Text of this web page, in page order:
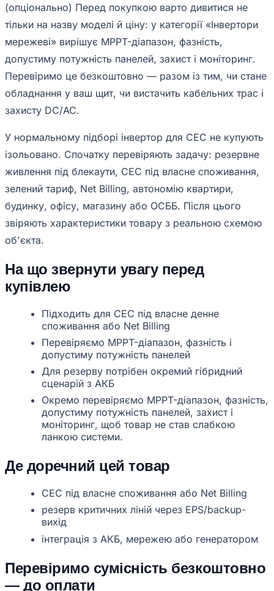
(опціонально) Перед покупкою варто дивитися не
тільки на назву моделі й ціну: у категорії «Інвертори
мережеві» вирішує MPPT-діапазон, фазність,
допустиму потужність панелей, захист і моніторинг.
Перевіримо це безкоштовно — разом із тим, чи стане
обладнання у ваш щит, чи вистачить кабельних трас і
захисту DC/AC.
У нормальному підборі інвертор для СЕС не купують
ізольовано. Спочатку перевіряють задачу: резервне
живлення під блекаути, СЕС під власне споживання,
зелений тариф, Net Billing, автономію квартири,
будинку, офісу, магазину або ОСББ. Після цього
звіряють характеристики товару з реальною схемою
об'єкта.
На що звернути увагу перед
купівлею
Підходить для СЕС під власне денне
споживання або Net Billing
Перевіряємо MPPT-діапазон, фазність і
допустиму потужність панелей
Для резерву потрібен окремий гібридний
сценарій з АКБ
Окремо перевіряємо MPPT-діапазон, фазність,
допустиму потужність панелей, захист і
моніторинг, щоб товар не став слабкою
ланкою системи.
Де доречний цей товар
СЕС під власне споживання або Net Billing
резерв критичних ліній через EPS/backup-
вихід
інтеграція з АКБ, мережею або генератором
Перевіримо сумісність безкоштовно
— до оплати